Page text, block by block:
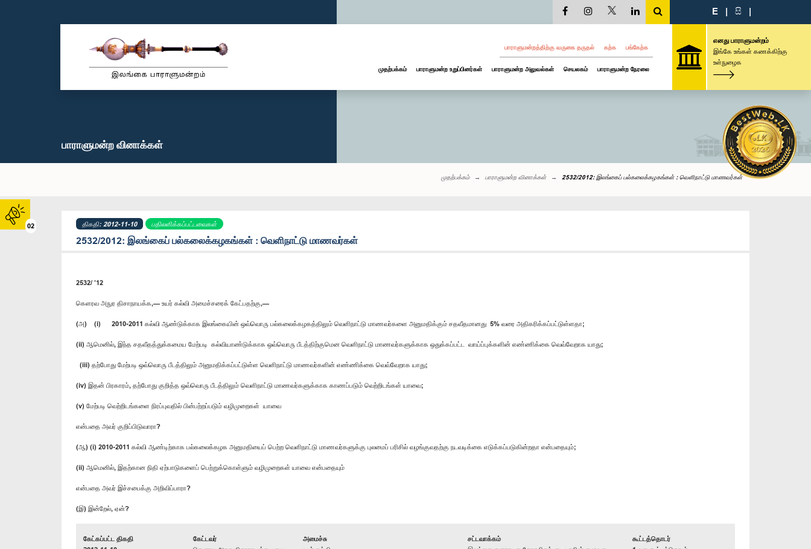
02
E | සි |
பாராளுமன்றத்திற்கு வருகை தருதல் கற்க பங்கேற்க
முதற்பக்கம் பாராளுமன்ற உறுப்பினர்கள் பாராளுமன்ற அலுவல்கள் செயலகம் பாராளுமன்ற நேரலை
எனது பாராளுமன்றம்
இங்கே உங்கள் கணக்கிற்கு
உள்நுழைக
பாராளுமன்ற வினாக்கள்
முதற்பக்கம் பாராளுமன்ற வினாக்கள் 2532/2012: இலங்கைப் பல்கலைக்கழகங்கள் : வெளிநாட்டு மாணவர்கள்
திகதி: 2012-11-10 பதிலளிக்கப்பட்டவைகள்
2532/2012: இலங்கைப் பல்கலைக்கழகங்கள் : வெளிநாட்டு மாணவர்கள்
2532/ ’12
கெளரவ அநுர திசாநாயக்க,— உயர் கல்வி அமைச்சரைக் கேட்பதற்கு,—
(அ) (i) 2010-2011 கல்வி ஆண்டுக்காக இலங்கையின் ஒவ்வொரு பல்கலைக்கழகத்திலும் வெளிநாட்டு மாணவர்களை அனுமதிக்கும் சதவீதமானது 5% வரை அதிகரிக்கப்பட்டுள்ளதா;
(ii) ஆமெனில், இந்த சதவீதத்துக்கமைய மேற்படி கல்வியாண்டுக்காக ஒவ்வொரு பீடத்திற்குமென வெளிநாட்டு மாணவர்களுக்காக ஒதுக்கப்பட்ட வாய்ப்புக்களின் எண்ணிக்கை வெவ்வேறாக யாது;
(iii) தற்போது மேற்படி ஒவ்வொரு பீடத்திலும் அனுமதிக்கப்பட்டுள்ள வெளிநாட்டு மாணவர்களின் எண்ணிக்கை வெவ்வேறாக யாது;
(iv) இதன் பிரகாரம், தற்போது குறித்த ஒவ்வொரு பீடத்திலும் வெளிநாட்டு மாணவர்களுக்காக காணப்படும் வெற்றிடங்கள் யாவை;
(v) மேற்படி வெற்றிடங்களை நிரப்புவதில் பின்பற்றப்படும் வழிமுறைகள் யாவை
என்பதை அவர் குறிப்பிடுவாரா?
(ஆ) (i) 2010-2011 கல்வி ஆண்டிற்காக பல்கலைக்கழக அனுமதியைப் பெற்ற வெளிநாட்டு மாணவர்களுக்கு புலமைப் பரிசில் வழங்குவதற்கு நடவடிக்கை எடுக்கப்படுகின்றதா என்பதையும்;
(ii) ஆமெனில், இதற்கான நிதி ஏற்பாடுகளைப் பெற்றுக்கொள்ளும் வழிமுறைகள் யாவை என்பதையும்
என்பதை அவர் இச்சபைக்கு அறிவிப்பாரா?
(இ) இன்றேல், ஏன்?
கேட்கப்பட்ட திகதி
கேட்டவர்
அமைச்சு
சட்டவாக்கம்
கூட்டத்தொடர்